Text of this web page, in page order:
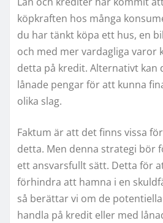
köpkraften hos många
du har tänkt köpa ett hus, en
och med mer vardagliga varor
detta på kredit. Alternativt kan
lånade pengar för att kunna
olika slag.
Faktum är att det finns vissa
detta. Men denna strategi bör
ett ansvarsfullt sätt. Detta för
förhindra att hamna i en
så berättar vi om de
handla på kredit eller med